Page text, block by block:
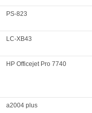
PS-823
LC-XB43
HP Officejet Pro 7740
a2004 plus